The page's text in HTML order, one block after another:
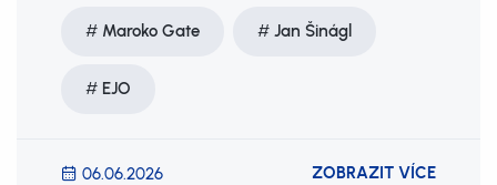
Maroko Gate Jan Šinágl
EJO
06.06.2026 ZOBRAZIT VÍCE